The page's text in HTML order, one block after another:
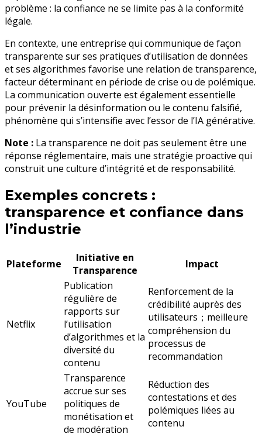
problème : la confiance ne se limite pas à la conformité
légale.
En contexte, une entreprise qui communique de façon
transparente sur ses pratiques d’utilisation de données
et ses algorithmes favorise une relation de transparence,
facteur déterminant en période de crise ou de polémique.
La communication ouverte est également essentielle
pour prévenir la désinformation ou le contenu falsifié,
phénomène qui s’intensifie avec l’essor de l’IA générative.
Note : La transparence ne doit pas seulement être une
réponse réglementaire, mais une stratégie proactive qui
construit une culture d’intégrité et de responsabilité.
Exemples concrets :
transparence et confiance dans
l’industrie
Plateforme
Initiative en
Transparence
Impact
Netflix
Publication
régulière de
rapports sur
l’utilisation
d’algorithmes et la
diversité du
contenu
Renforcement de la
crédibilité auprès des
utilisateurs；meilleure
compréhension du
processus de
recommandation
YouTube
Transparence
accrue sur ses
politiques de
monétisation et
de modération
Réduction des
contestations et des
polémiques liées au
contenu